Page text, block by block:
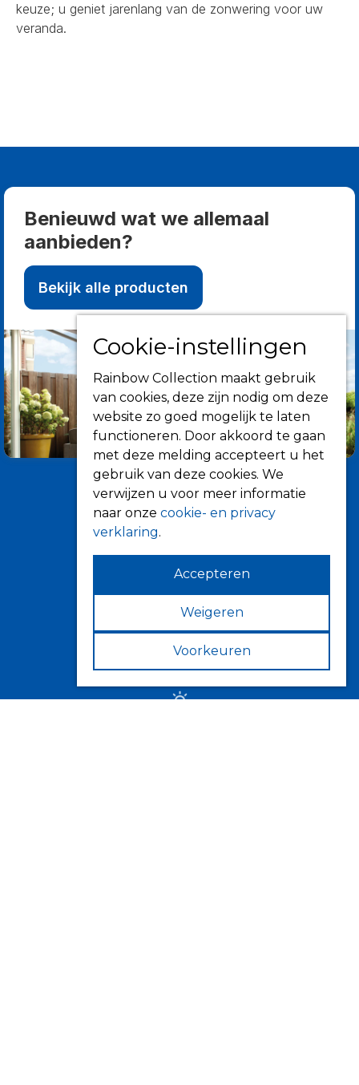
keuze; u geniet jarenlang van de zonwering voor uw
veranda.
Benieuwd wat we allemaal
aanbieden?
Bekijk alle producten
Informatie
Over ons
Tips
Verkooppunten
Cookie-instellingen
Rainbow Collection maakt gebruik
van cookies, deze zijn nodig om deze
website zo goed mogelijk te laten
functioneren. Door akkoord te gaan
met deze melding accepteert u het
gebruik van deze cookies. We
verwijzen u voor meer informatie
naar onze cookie- en privacy
verklaring.
Accepteren
Weigeren
Voorkeuren